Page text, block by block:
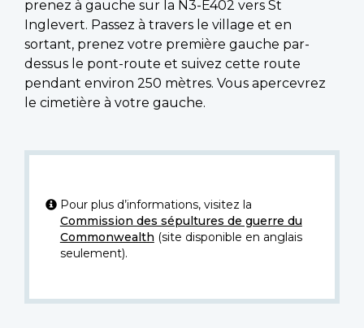
prenez à gauche sur la N3-E402 vers St
Inglevert. Passez à travers le village et en
sortant, prenez votre première gauche par-
dessus le pont-route et suivez cette route
pendant environ 250 mètres. Vous apercevrez
le cimetière à votre gauche.
Pour plus d’informations, visitez la
Commission des sépultures de guerre du
Commonwealth (site disponible en anglais
seulement).